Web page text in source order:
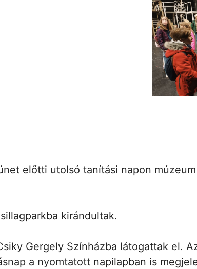
előtti utolsó tanítási napon
kirándultak.
Gergely Színházba látogattak el.
a nyomtatott napilapban is